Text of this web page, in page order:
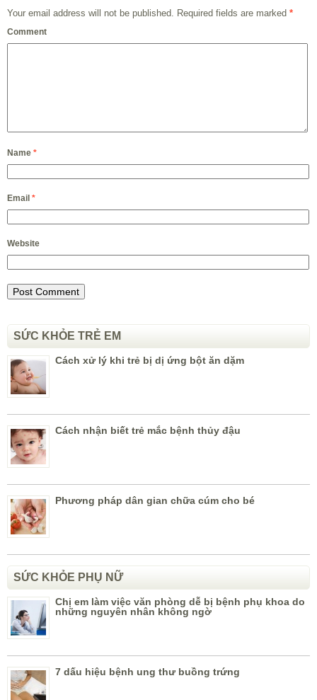
Your email address will not be published. Required fields are marked *
Comment
Name *
Email *
Website
SỨC KHỎE TRẺ EM
Cách xử lý khi trẻ bị dị ứng bột ăn dặm
Cách nhận biết trẻ mắc bệnh thủy đậu
Phương pháp dân gian chữa cúm cho bé
SỨC KHỎE PHỤ NỮ
Chị em làm việc văn phòng dễ bị bệnh phụ khoa do
những nguyên nhân không ngờ
7 dấu hiệu bệnh ung thư buồng trứng